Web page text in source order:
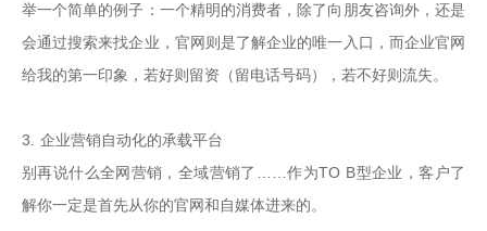
举一个简单的例子：一个精明的消费者，除了向朋友咨询外，还是
会通过搜索来找企业，官网则是了解企业的唯一入口，而企业官网
给我的第一印象，若好则留资（留电话号码），若不好则流失。
3. 企业营销自动化的承载平台
别再说什么全网营销，全域营销了……作为TO B型企业，客户了
解你一定是首先从你的官网和自媒体进来的。